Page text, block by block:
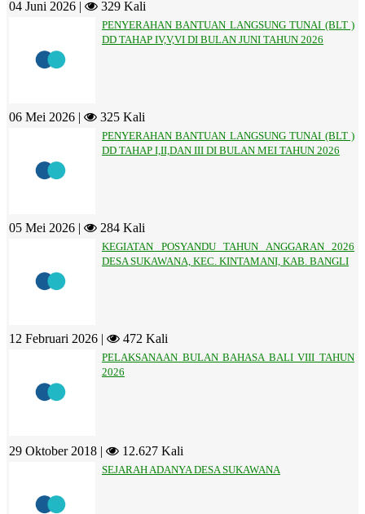
04 Juni 2026 | 329 Kali
PENYERAHAN BANTUAN LANGSUNG TUNAI (BLT )
DD TAHAP IV,V,VI DI BULAN JUNI TAHUN 2026
06 Mei 2026 | 325 Kali
PENYERAHAN BANTUAN LANGSUNG TUNAI (BLT )
DD TAHAP I,II,DAN III DI BULAN MEI TAHUN 2026
05 Mei 2026 | 284 Kali
KEGIATAN POSYANDU TAHUN ANGGARAN 2026
DESA SUKAWANA, KEC. KINTAMANI, KAB. BANGLI
12 Februari 2026 | 472 Kali
PELAKSANAAN BULAN BAHASA BALI VIII TAHUN
2026
29 Oktober 2018 | 12.627 Kali
SEJARAH ADANYA DESA SUKAWANA